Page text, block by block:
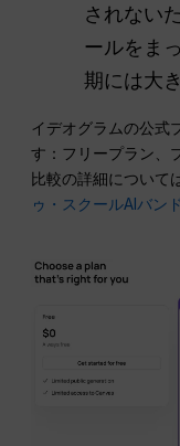
されない
ールをま
期には大
イデオグラムの公式
す：フリープラン、
比較の詳細について
ゥ・スクールAIバン